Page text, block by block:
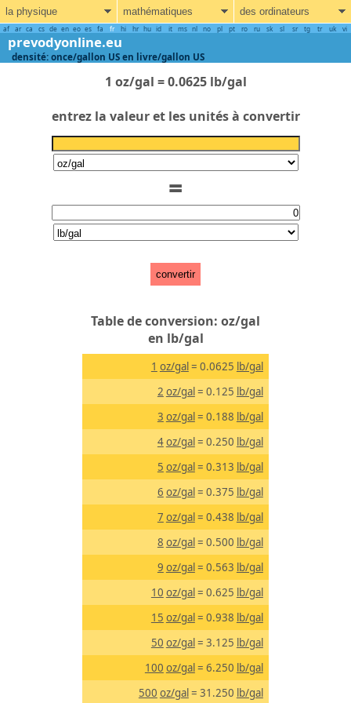
la physique mathématiques des ordinateurs
af ar ca cs de en eo es fa fr hi hr hu id it ms nl no pl pt ro ru sk sl sr tg tr uk vi
prevodyonline.eu
densité: once/gallon US en livre/gallon US
1 oz/gal = 0.0625 lb/gal
entrez la valeur et les unités à convertir
=
convertir
Table de conversion: oz/gal
en lb/gal
1 oz/gal= 0.0625 lb/gal
2 oz/gal= 0.125 lb/gal
3 oz/gal= 0.188 lb/gal
4oz/gal= 0.250 lb/gal
5 oz/gal= 0.313 lb/gal
6 oz/gal= 0.375 lb/gal
7 oz/gal= 0.438 lb/gal
8 oz/gal= 0.500 lb/gal
9 oz/gal= 0.563 lb/gal
10 oz/gal= 0.625 lb/gal
15 oz/gal= 0.938 lb/gal
50 oz/gal= 3.125 lb/gal
100 oz/gal= 6.250 lb/gal
500 oz/gal= 31.250 lb/gal